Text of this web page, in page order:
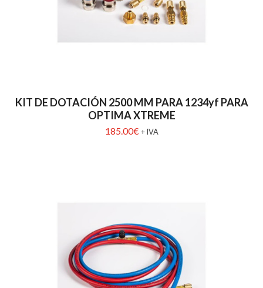
KIT DE DOTACIÓN 2500 MM PARA 1234yf PARA
OPTIMA XTREME
185.00€ + IVA